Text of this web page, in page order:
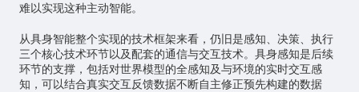
难以实现这种主动智能。
从具身智能整个实现的技术框架来看，仍旧是感知、决策、执行
三个核心技术环节以及配套的通信与交互技术。具身感知是后续
环节的支撑，包括对世界模型的全感知及与环境的实时交互感
知，可以结合真实交互反馈数据不断自主修正预先构建的数据